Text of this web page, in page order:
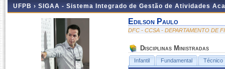
UFPB › SIGAA - Sistema Integrado de Gestão de Atividades
Edilson Paulo
DFC - CCSA - DEPARTAMENTO DE
Disciplinas Ministradas
Infantil Fundamental Técnico